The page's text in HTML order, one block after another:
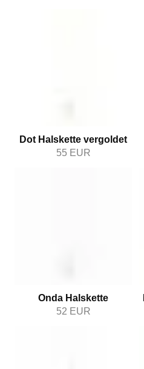
Dot Halskette vergoldet
55 EUR
Onda Halskette
52 EUR